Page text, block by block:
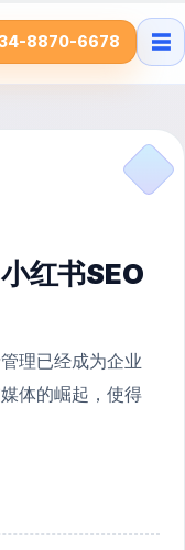
8870-6678 ☰
红书SEO
理已经成为企业
体的崛起，使得